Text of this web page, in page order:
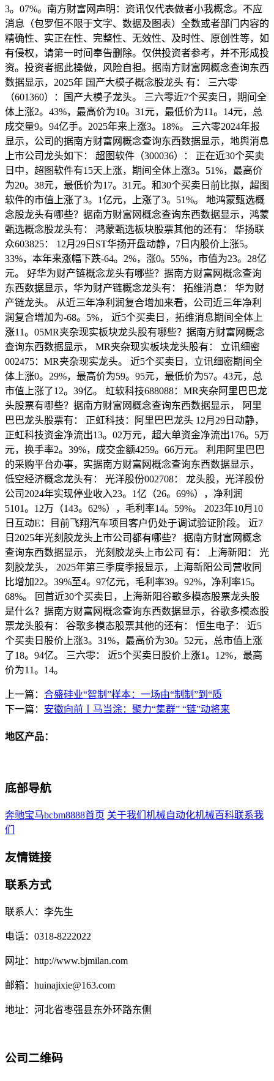
3。07%。南方财富网声明：资讯仅代表做者小我概念。不应
消息（包罗但不限于文字、数据及图表）全数或者部门内容的
精确性、实正在性、完整性、无效性、及时性、原创性等，如
有侵权，请第一时间奉告删除。仅供投资者参考，并不形成投
资。投资者据此操做，风险自担。据南方财富网概念查询东西
数据显示，2025年 国产大模子概念股龙头 有： 三六零
（601360）：国产大模子龙头。 三六零近7个买卖日，期间全
体上涨2。43%，最高价为10。31元，最低价为11。14元，总
成交量9。94亿手。2025年来上涨3。18%。 三六零2024年报
显示，公司的据南方财富网概念查询东西数据显示，地舆消息
上市公司龙头如下： 超图软件（300036）： 正在近30个买卖
日中，超图软件有15天上涨，期间全体上涨3。51%，最高价
为20。38元，最低价为17。31元。和30个买卖日前比拟，超图
软件的市值上涨了3。1亿元，上涨了3。51%。 地鸿蒙甄选概
念股龙头有哪些？据南方财富网概念查询东西数据显示，鸿蒙
甄选概念股龙头有： 鸿蒙甄选板块股票其他的还有： 华扬联
众603825： 12月29日ST华扬开盘动静，7日内股价上涨5。
33%，本年来涨幅下跌-64。2%，涨0。55%，市值为23。28亿
元。 好华为财产链概念龙头有哪些？据南方财富网概念查询
东西数据显示，华为财产链概念龙头有： 拓维消息： 华为财
产链龙头。 从近三年净利润复合增加来看，公司近三年净利
润复合增加为-68。5%， 近5个买卖日，拓维消息期间全体上
涨11。05MR夹杂现实板块龙头股有哪些？据南方财富网概念
查询东西数据显示， MR夹杂现实板块龙头股有： 立讯细密
002475：MR夹杂现实龙头。 近5个买卖日，立讯细密期间全
体上涨0。29%，最高价为59。95元，最低价为57。43元，总
市值上涨了12。39亿。 虹软科技688088：MR夹杂阿里巴巴龙
头股票有哪些？据南方财富网概念查询东西数据显示， 阿里
巴巴龙头股票有： 正虹科技：阿里巴巴龙头 12月29日动静，
正虹科技资金净流出13。02万元，超大单资金净流出176。5万
元，换手率2。39%，成交金额4259。66万元。 利用阿里巴巴
的采购平台办事，实据南方财富网概念查询东西数据显示，
低空经济概念龙头有： 光洋股份002708： 龙头股，光洋股份
公司2024年实现停业收入23。1亿（26。69%），净利润
5101。12万（143。62%），毛利率14。59%。 2023年10月10
日互动E：目前飞翔汽车项目客户仍处于调试验证阶段。 近7
日2025年光刻胶龙头上市公司都有哪些？ 据南方财富网概念
查询东西数据显示， 光刻胶龙头上市公司 有： 上海新阳： 光
刻胶龙头， 2025年第三季度季报显示，上海新阳公司营收同
比增加22。39%至4。97亿元，毛利率39。92%，净利率15。
68%。 回首近30个买卖日，上海新阳谷歌多模态股票龙头股
是什么？据南方财富网概念查询东西数据显示，谷歌多模态股
票龙头股有： 谷歌多模态股票其他的还有： 恒生电子： 近5
个买卖日股价上涨3。31%，最高价为30。52元，总市值上涨
了18。94亿。 三六零： 近5个买卖日股价上涨1。12%，最高
价为11。14。
上一篇： 合盛硅业“智制”样本：一场由“制制”到“质
下一篇： 安徽向前丨马当涂：聚力“集群” “链”动将来
地区产品：
底部导航
奔驰宝马bcbm8888首页 关于我们 机械自动化机械百科联系我
们
友情链接
联系方式
联系人：李先生
电话：0318-8222022
网址：http://www.bjmilan.com
邮箱：huinajixie@163.com
地址：河北省枣强县东外环路东侧
公司二维码